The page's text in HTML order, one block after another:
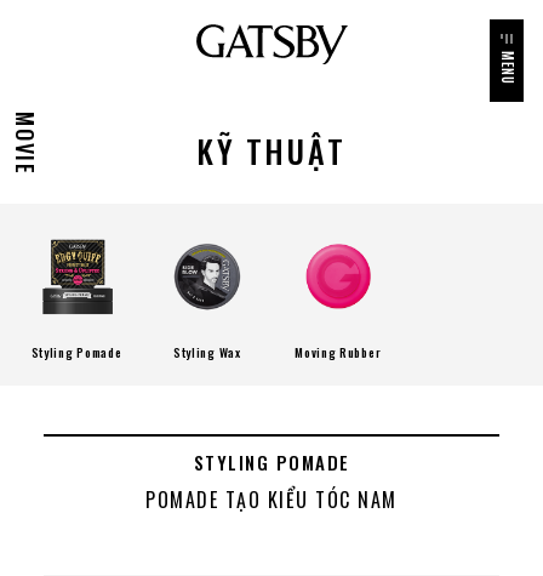
MENU
MOVIE KỸ THUẬT
Styling Pomade Styling Wax Moving Rubber
STYLING POMADE
POMADE TẠO KIỂU TÓC NAM